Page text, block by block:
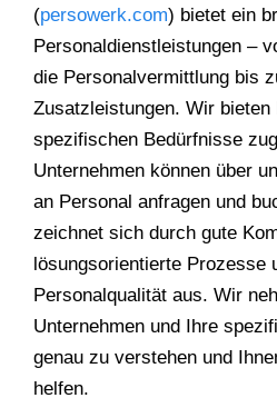
(persowerk.com) bietet ein
Personaldienstleistungen –
die Personalvermittlung bis
Zusatzleistungen. Wir
spezifischen Bedürfnisse
Unternehmen können über
an Personal anfragen und
zeichnet sich durch gute
lösungsorientierte Prozesse
Personalqualität aus. Wir
Unternehmen und Ihre
genau zu verstehen und
helfen.